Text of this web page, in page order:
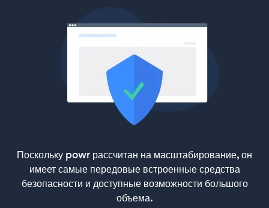
Поскольку powr рассчитан на масштабирование, он
имеет самые передовые встроенные средства
безопасности и доступные возможности большого
объема.